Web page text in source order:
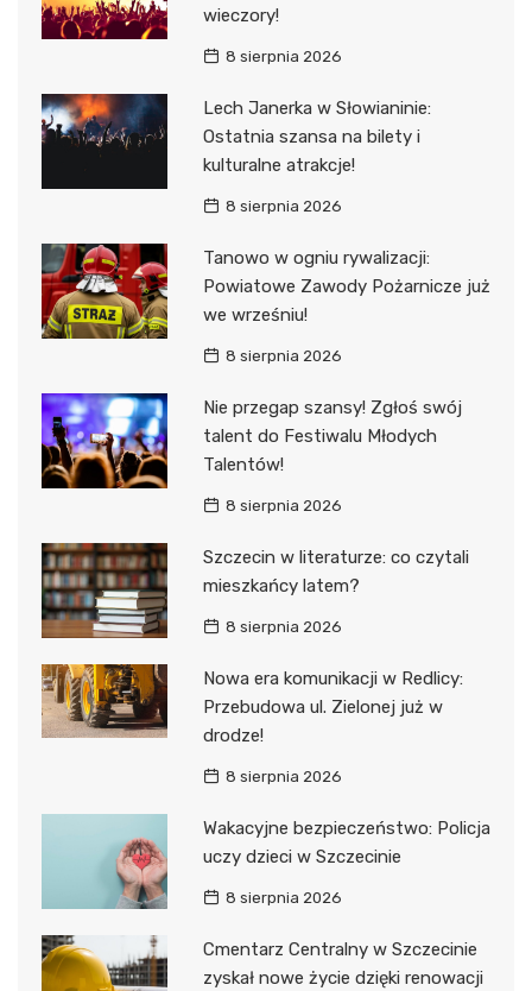
wieczory!
8 sierpnia 2026
Lech Janerka w Słowianinie:
Ostatnia szansa na bilety i
kulturalne atrakcje!
8 sierpnia 2026
Tanowo w ogniu rywalizacji:
Powiatowe Zawody Pożarnicze już
we wrześniu!
8 sierpnia 2026
Nie przegap szansy! Zgłoś swój
talent do Festiwalu Młodych
Talentów!
8 sierpnia 2026
Szczecin w literaturze: co czytali
mieszkańcy latem?
8 sierpnia 2026
Nowa era komunikacji w Redlicy:
Przebudowa ul. Zielonej już w
drodze!
8 sierpnia 2026
Wakacyjne bezpieczeństwo: Policja
uczy dzieci w Szczecinie
8 sierpnia 2026
Cmentarz Centralny w Szczecinie
zyskał nowe życie dzięki renowacji